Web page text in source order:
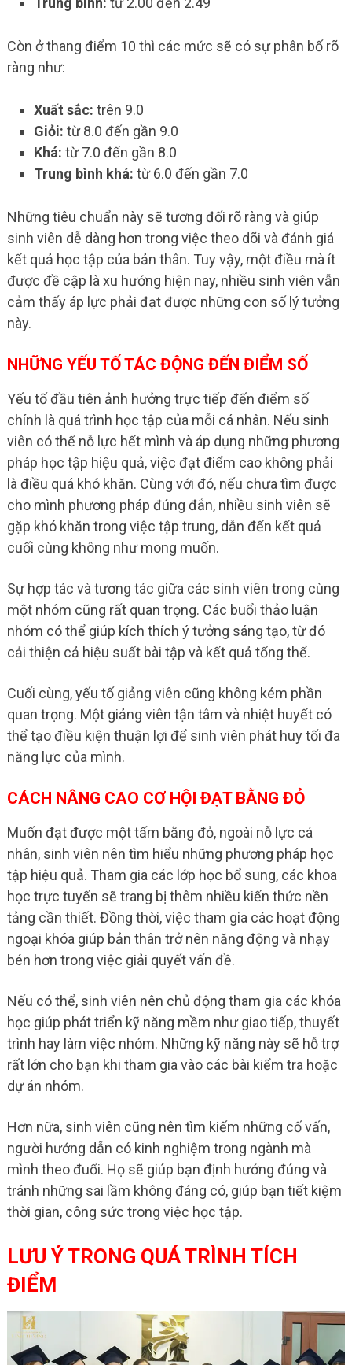
Còn ở thang điểm 10 thì các mức sẽ có sự phân bố rõ
ràng như:
Xuất sắc: trên 9.0
Giỏi: từ 8.0 đến gần 9.0
Khá: từ 7.0 đến gần 8.0
Trung bình khá: từ 6.0 đến gần 7.0
Những tiêu chuẩn này sẽ tương đối rõ ràng và giúp
sinh viên dễ dàng hơn trong việc theo dõi và đánh giá
kết quả học tập của bản thân. Tuy vậy, một điều mà ít
được đề cập là xu hướng hiện nay, nhiều sinh viên vẫn
cảm thấy áp lực phải đạt được những con số lý tưởng
này.
NHỮNG YẾU TỐ TÁC ĐỘNG ĐẾN ĐIỂM SỐ
Yếu tố đầu tiên ảnh hưởng trực tiếp đến điểm số
chính là quá trình học tập của mỗi cá nhân. Nếu sinh
viên có thể nỗ lực hết mình và áp dụng những phương
pháp học tập hiệu quả, việc đạt điểm cao không phải
là điều quá khó khăn. Cùng với đó, nếu chưa tìm được
cho mình phương pháp đúng đắn, nhiều sinh viên sẽ
gặp khó khăn trong việc tập trung, dẫn đến kết quả
cuối cùng không như mong muốn.
Sự hợp tác và tương tác giữa các sinh viên trong cùng
một nhóm cũng rất quan trọng. Các buổi thảo luận
nhóm có thể giúp kích thích ý tưởng sáng tạo, từ đó
cải thiện cả hiệu suất bài tập và kết quả tổng thể.
Cuối cùng, yếu tố giảng viên cũng không kém phần
quan trọng. Một giảng viên tận tâm và nhiệt huyết có
thể tạo điều kiện thuận lợi để sinh viên phát huy tối đa
năng lực của mình.
CÁCH NÂNG CAO CƠ HỘI ĐẠT BẰNG ĐỎ
Muốn đạt được một tấm bằng đỏ, ngoài nỗ lực cá
nhân, sinh viên nên tìm hiểu những phương pháp học
tập hiệu quả. Tham gia các lớp học bổ sung, các khoa
học trực tuyến sẽ trang bị thêm nhiều kiến thức nền
tảng cần thiết. Đồng thời, việc tham gia các hoạt động
ngoại khóa giúp bản thân trở nên năng động và nhạy
bén hơn trong việc giải quyết vấn đề.
Nếu có thể, sinh viên nên chủ động tham gia các khóa
học giúp phát triển kỹ năng mềm như giao tiếp, thuyết
trình hay làm việc nhóm. Những kỹ năng này sẽ hỗ trợ
rất lớn cho bạn khi tham gia vào các bài kiểm tra hoặc
dự án nhóm.
Hơn nữa, sinh viên cũng nên tìm kiếm những cố vấn,
người hướng dẫn có kinh nghiệm trong ngành mà
mình theo đuổi. Họ sẽ giúp bạn định hướng đúng và
tránh những sai lầm không đáng có, giúp bạn tiết kiệm
thời gian, công sức trong việc học tập.
LƯU Ý TRONG QUÁ TRÌNH TÍCH
ĐIỂM